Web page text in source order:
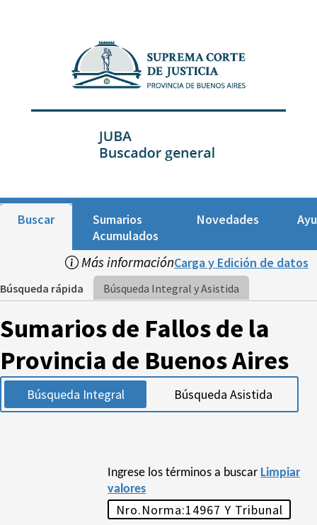
Buscar
Sumarios
Acumulados
Novedades
Más informaciónCarga y Edición de datos
Búsqueda rápida Búsqueda Integral y Asistida
Sumarios de Fallos de la
Provincia de Buenos Aires
Búsqueda Integral Búsqueda Asistida
Ingrese los términos a buscar Limpiar
valores